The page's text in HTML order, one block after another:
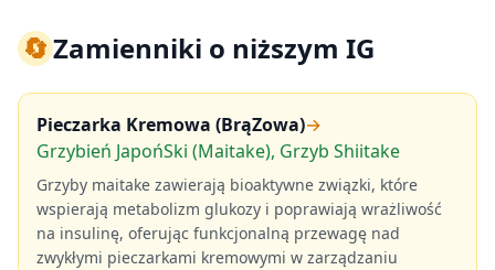
🔄Zamienniki o niższym IG
Pieczarka Kremowa (BrąZowa)→
Grzybień JapońSki (Maitake), Grzyb Shiitake
Grzyby maitake zawierają bioaktywne związki, które
wspierają metabolizm glukozy i poprawiają wrażliwość
na insulinę, oferując funkcjonalną przewagę nad
zwykłymi pieczarkami kremowymi w zarządzaniu